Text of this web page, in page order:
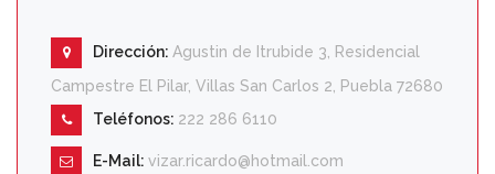
Dirección: Agustin de Itrubide 3, Residencial
Campestre El Pilar, Villas San Carlos 2, Puebla 72680
Teléfonos: 222 286 6110
E-Mail: vizar.ricardo@hotmail.com